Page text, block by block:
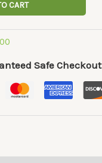
CART
Safe Checkout